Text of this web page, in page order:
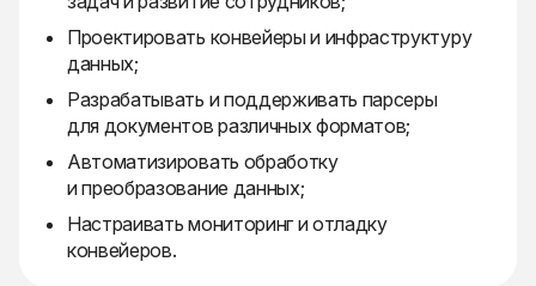
Проектировать конвейеры и инфраструктуру
данных;
Разрабатывать и поддерживать парсеры
для документов различных форматов;
Автоматизировать обработку
и преобразование данных;
Настраивать мониторинг и отладку
конвейеров.